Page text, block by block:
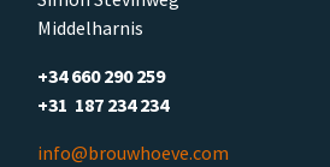
Middelharnis
+34 660 290 259
+31 187 234 234
info@brouwhoeve.com